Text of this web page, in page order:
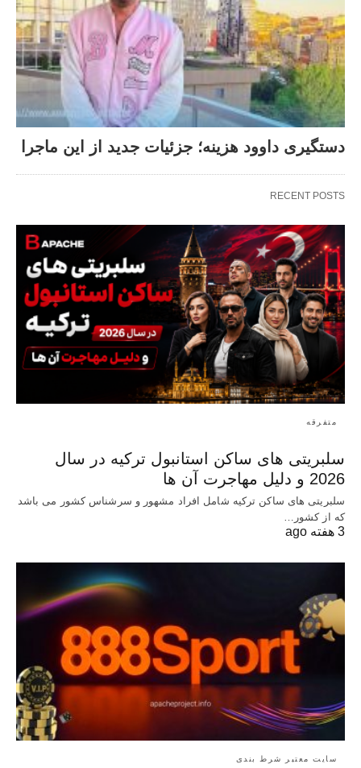
دستگیری داوود هزینه؛ جزئیات جدید از این ماجرا
RECENT POSTS
متفرقه
سلبریتی های ساکن استانبول ترکیه در سال
2026 و دلیل مهاجرت آن ها
سلبریتی های ساکن ترکیه شامل افراد مشهور و سرشناس کشور می باشد
که از کشور…
3 هفته ago
سایت معتبر شرط بندی